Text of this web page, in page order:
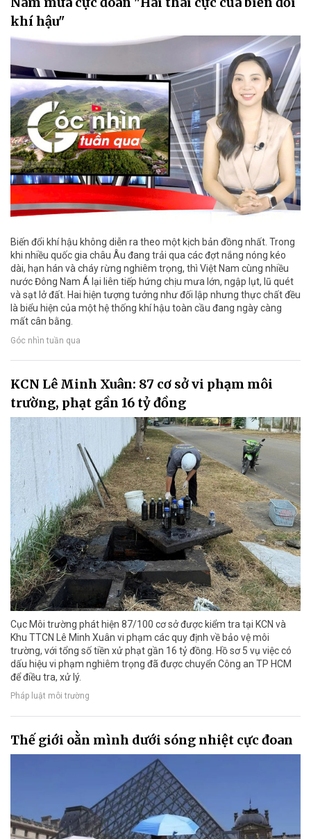
khí hậu"
Biến đổi khí hậu không diễn ra theo một kịch bản đồng nhất. Trong
khi nhiều quốc gia châu Âu đang trải qua các đợt nắng nóng kéo
dài, hạn hán và cháy rừng nghiêm trọng, thì Việt Nam cùng nhiều
nước Đông Nam Á lại liên tiếp hứng chịu mưa lớn, ngập lụt, lũ quét
và sạt lở đất. Hai hiện tượng tưởng như đối lập nhưng thực chất đều
là biểu hiện của một hệ thống khí hậu toàn cầu đang ngày càng
mất cân bằng.
Góc nhìn tuần qua
KCN Lê Minh Xuân: 87 cơ sở vi phạm môi
trường, phạt gần 16 tỷ đồng
Cục Môi trường phát hiện 87/100 cơ sở được kiểm tra tại KCN và
Khu TTCN Lê Minh Xuân vi phạm các quy định về bảo vệ môi
trường, với tổng số tiền xử phạt gần 16 tỷ đồng. Hồ sơ 5 vụ việc có
dấu hiệu vi phạm nghiêm trọng đã được chuyển Công an TP HCM
để điều tra, xử lý.
Pháp luật môi trường
Thế giới oằn mình dưới sóng nhiệt cực đoan